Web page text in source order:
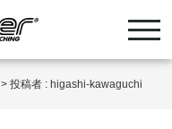
>投稿者 : higashi-kawaguchi